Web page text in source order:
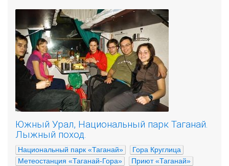
Южный Урал, Национальный парк Таганай.
Лыжный поход.
Национальный парк «Таганай»
Гора Круглица
Метеостанция «Таганай-Гора»
Приют «Таганай»